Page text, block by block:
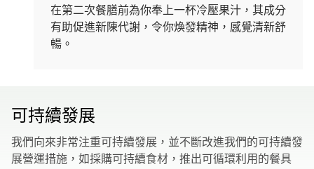
在第二次餐膳前為你奉上一杯冷壓果汁，其成分
有助促進新陳代謝，令你煥發精神，感覺清新舒
暢。
可持續發展
我們向來非常注重可持續發展，並不斷改進我們的可持續發
展營運措施，如採購可持續食材，推出可循環利用的餐具